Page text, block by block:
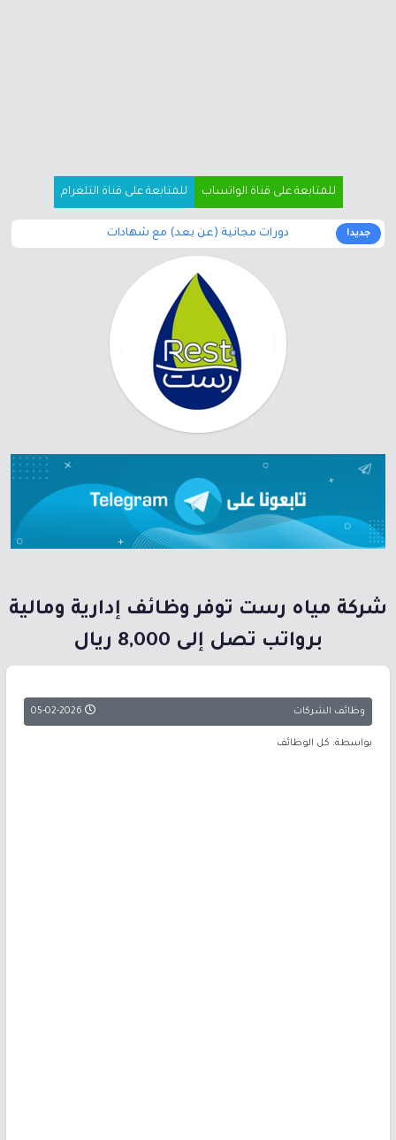
للمتابعة على قناة الواتساب للمتابعة على قناة التلغرام
جديد! دورات مجانية (عن بعد) مع شهادات
شركة مياه رست توفر وظائف إدارية ومالية
برواتب تصل إلى 8,000 ريال
وظائف الشركات 05-02-2026
بواسطة: كل الوظائف